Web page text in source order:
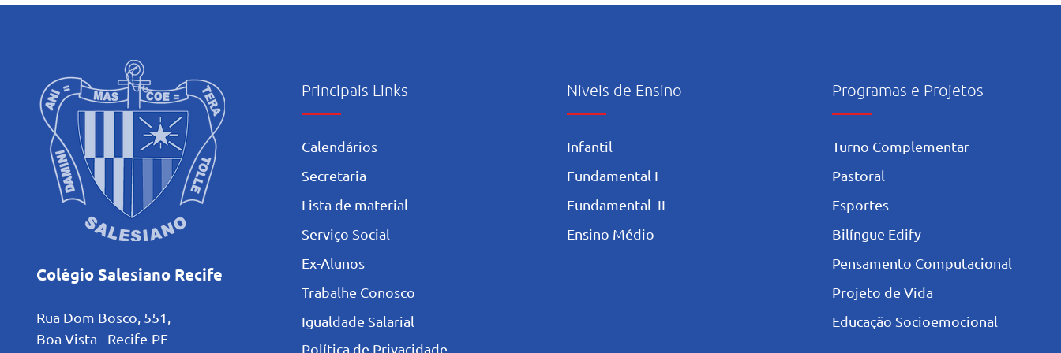
Colégio Salesiano Recife
Rua Dom Bosco, 551,
Boa Vista - Recife-PE
Principais Links
Calendários
Secretaria
L ista de material
Serviço Social
Ex-Alunos
Trabalhe Conosco
Igualdade Salarial
Política de Privacidade
Niveis de Ensino
Infantil
Fundamental I
Fundamental II
Ensino Médio
Programas e Projetos
Turno Complementar
Pastoral
Esportes
Bilíngue Edify
Pensamento Computacional
Projeto de Vida
Educação Socioemocional